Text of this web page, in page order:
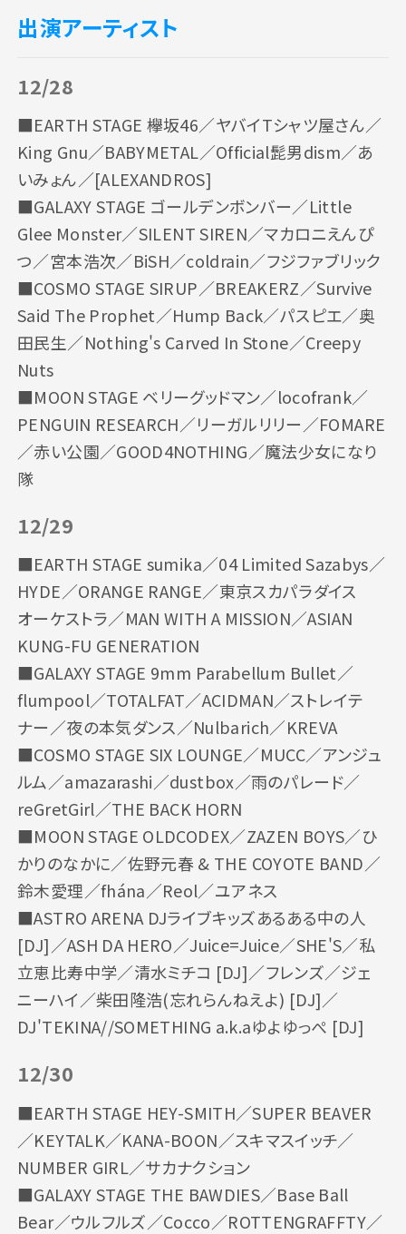
出演アーティスト
12/28
■EARTH STAGE 欅坂46／ヤバイTシャツ屋さん／
King Gnu／BABYMETAL／Official髭男dism／あ
いみょん／[ALEXANDROS]
■GALAXY STAGE ゴールデンボンバー／Little
Glee Monster／SILENT SIREN／マカロニえんぴ
つ／宮本浩次／BiSH／coldrain／フジファブリック
■COSMO STAGE SIRUP／BREAKERZ／Survive
Said The Prophet／Hump Back／パスピエ／奥
田民生／Nothing's Carved In Stone／Creepy
Nuts
■MOON STAGE ベリーグッドマン／locofrank／
PENGUIN RESEARCH／リーガルリリー／FOMARE
／赤い公園／GOOD4NOTHING／魔法少女になり
隊
12/29
■EARTH STAGE sumika／04 Limited Sazabys／
HYDE／ORANGE RANGE／東京スカパラダイス
オーケストラ／MAN WITH A MISSION／ASIAN
KUNG-FU GENERATION
■GALAXY STAGE 9mm Parabellum Bullet／
flumpool／TOTALFAT／ACIDMAN／ストレイテ
ナー／夜の本気ダンス／Nulbarich／KREVA
■COSMO STAGE SIX LOUNGE／MUCC／アンジュ
ルム／amazarashi／dustbox／雨のパレード／
reGretGirl／THE BACK HORN
■MOON STAGE OLDCODEX／ZAZEN BOYS／ひ
かりのなかに／佐野元春 & THE COYOTE BAND／
鈴木愛理／fhána／Reol／ユアネス
■ASTRO ARENA DJライブキッズあるある中の人
[DJ]／ASH DA HERO／Juice=Juice／SHE'S／私
立恵比寿中学／清水ミチコ [DJ]／フレンズ／ジェ
ニーハイ／柴田隆浩(忘れらんねえよ) [DJ]／
DJ'TEKINA//SOMETHING a.k.aゆよゆっぺ [DJ]
12/30
■EARTH STAGE HEY-SMITH／SUPER BEAVER
／KEYTALK／KANA-BOON／スキマスイッチ／
NUMBER GIRL／サカナクション
■GALAXY STAGE THE BAWDIES／Base Ball
Bear／ウルフルズ／Cocco／ROTTENGRAFFTY／